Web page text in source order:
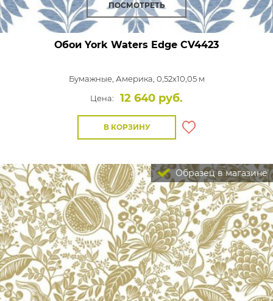
ПОСМОТРЕТЬ
Обои York Waters Edge CV4423
Бумажные, Америка, 0,52x10,05 м
Цена:
12 640 руб.
В КОРЗИНУ
Образец в магазине